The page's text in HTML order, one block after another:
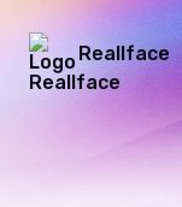
Reallface